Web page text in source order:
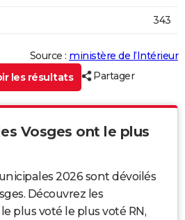
343
Source : ministère de l’Intérieur
les résultats
Partager
Vosges ont le plus
2026 sont dévoilés
Découvrez les
plus voté le plus voté RN,